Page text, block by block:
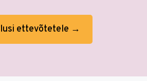
ettevõtetele →